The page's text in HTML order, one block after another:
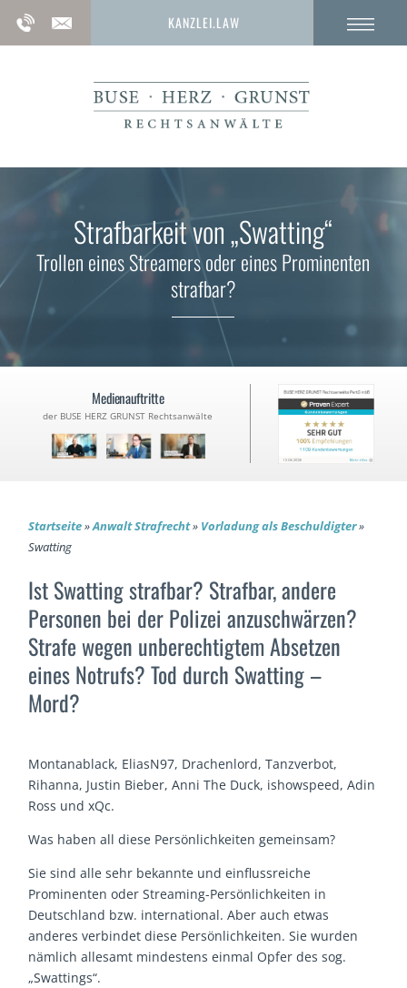
KANZLEI.LAW
Strafbarkeit von „Swatting“
Trollen eines Streamers oder eines Prominenten
strafbar?
Medienauftritte
der BUSE HERZ GRUNST Rechtsanwälte
Startseite»Anwalt Strafrecht» Vorladung als Beschuldigter»
Swatting
Ist Swatting strafbar? Strafbar, andere
Personen bei der Polizei anzuschwärzen?
Strafe wegen unberechtigtem Absetzen
eines Notrufs? Tod durch Swatting –
Mord?
Montanablack, EliasN97, Drachenlord, Tanzverbot,
Rihanna, Justin Bieber, Anni The Duck, ishowspeed, Adin
Ross und xQc.
Was haben all diese Persönlichkeiten gemeinsam?
Sie sind alle sehr bekannte und einflussreiche
Prominenten oder Streaming-Persönlichkeiten in
Deutschland bzw. international. Aber auch etwas
anderes verbindet diese Persönlichkeiten. Sie wurden
nämlich allesamt mindestens einmal Opfer des sog.
„Swattings“.